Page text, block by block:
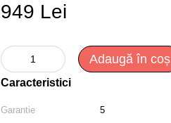
949 Lei
Adaugă în coș
Caracteristici
Garantie
5